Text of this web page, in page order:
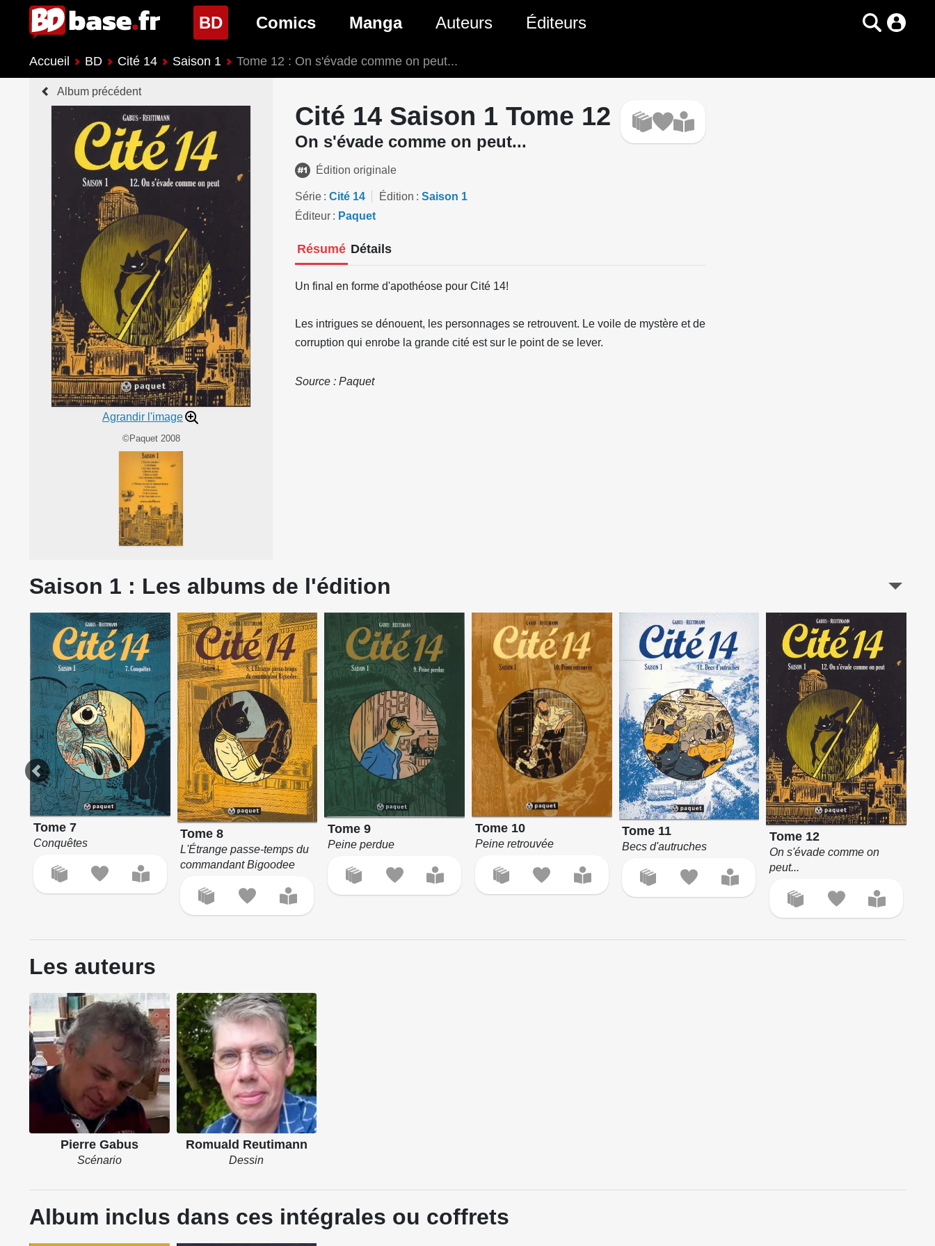
BD(page courante)
Nouveautés BD
Genres BD
Comics
Nouveautés Comics
Genres Comics
Manga
Nouveautés Manga
Genres Manga
Auteurs Éditeurs
Accueil BD Cité 14 Saison 1 Tome 12 : On s'évade comme on peut...
Album précédent
Agrandir l'image
©Paquet 2008
Cité 14 Saison 1 Tome 12
On s'évade comme on peut...
Édition originale
Série Cité 14 Édition
Saison 1
Éditeur
Paquet
Résumé Détails
Un final en forme d'apothéose pour Cité 14!
Les intrigues se dénouent, les personnages se retrouvent. Le voile de mystère et de
corruption qui enrobe la grande cité est sur le point de se lever.
Source : Paquet
Saison 1 : Les albums de l'édition
Tome 7
Conquêtes
Tome 8
L'Étrange passe-temps du
commandant Bigoodee
Tome 9
Peine perdue
Tome 10
Peine retrouvée
Tome 11
Becs d'autruches
Tome 12
On s'évade comme on
peut...
Les auteurs
Pierre Gabus
Scénario
Romuald Reutimann
Dessin
Album inclus dans ces intégrales ou coffrets